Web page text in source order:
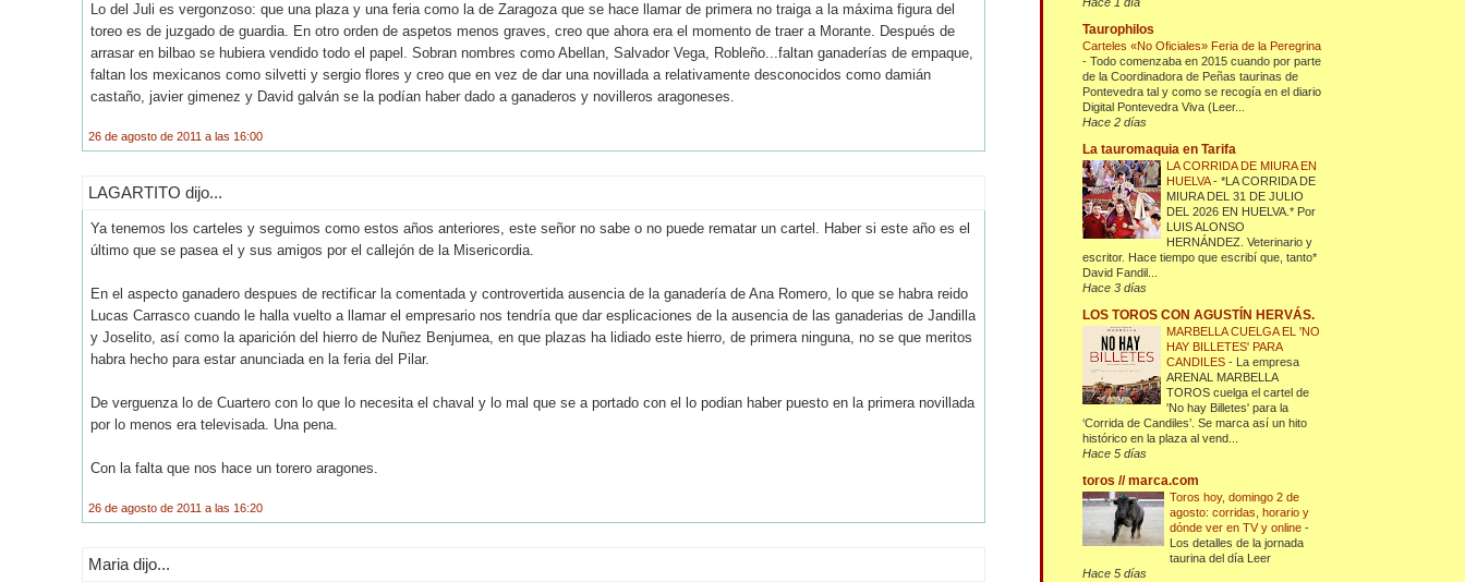
Lo del Juli es vergonzoso: que una plaza y una feria como la de Zaragoza que se hace llamar de primera no traiga a la máxima figura del
toreo es de juzgado de guardia. En otro orden de aspetos menos graves, creo que ahora era el momento de traer a Morante. Después de
arrasar en bilbao se hubiera vendido todo el papel. Sobran nombres como Abellan, Salvador Vega, Robleño...faltan ganaderías de empaque,
faltan los mexicanos como silvetti y sergio flores y creo que en vez de dar una novillada a relativamente desconocidos como damián
castaño, javier gimenez y David galván se la podían haber dado a ganaderos y novilleros aragoneses.
26 de agosto de 2011 a las 16:00
LAGARTITO dijo...
Ya tenemos los carteles y seguimos como estos años anteriores, este señor no sabe o no puede rematar un cartel. Haber si este año es el
último que se pasea el y sus amigos por el callejón de la Misericordia.
En el aspecto ganadero despues de rectificar la comentada y controvertida ausencia de la ganadería de Ana Romero, lo que se habra reido
Lucas Carrasco cuando le halla vuelto a llamar el empresario nos tendría que dar esplicaciones de la ausencia de las ganaderias de Jandilla
y Joselito, así como la aparición del hierro de Nuñez Benjumea, en que plazas ha lidiado este hierro, de primera ninguna, no se que meritos
habra hecho para estar anunciada en la feria del Pilar.
De verguenza lo de Cuartero con lo que lo necesita el chaval y lo mal que se a portado con el lo podian haber puesto en la primera novillada
por lo menos era televisada. Una pena.
Con la falta que nos hace un torero aragones.
26 de agosto de 2011 a las 16:20
Maria dijo...
Taurophilos
Carteles «No Oficiales» Feria de la Peregrina
-Todo comenzaba en 2015 cuando por parte
de la Coordinadora de Peñas taurinas de
Pontevedra tal y como se recogía en el diario
Digital Pontevedra Viva (Leer...
Hace 2 días
La tauromaquia en Tarifa
LA CORRIDA DE MIURA EN
HUELVA-*LA CORRIDA DE
MIURA DEL 31 DE JULIO
DEL 2026 EN HUELVA.* Por
LUIS ALONSO
HERNÁNDEZ. Veterinario y
escritor. Hace tiempo que escribí que, tanto*
David Fandil...
Hace 3 días
LOS TOROS CON AGUSTÍN HERVÁS.
MARBELLA CUELGA EL 'NO
HAY BILLETES' PARA
CANDILES- La empresa
ARENAL MARBELLA
TOROS cuelga el cartel de
'No hay Billetes' para la
‘Corrida de Candiles’. Se marca así un hito
histórico en la plaza al vend...
Hace 5 días
toros // marca.com
Toros hoy, domingo 2 de
agosto: corridas, horario y
dónde ver en TV y online-
Los detalles de la jornada
taurina del día Leer
Hace 5 días